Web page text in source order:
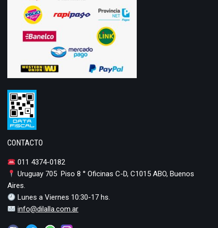
CONTACTO
011 4374-0182
Uruguay 705 Piso 8 ° Oficinas C-D, C1015 ABO, Buenos
Aires.
Lunes a Viernes 10:30-17 hs.
info@dilalla.com.ar